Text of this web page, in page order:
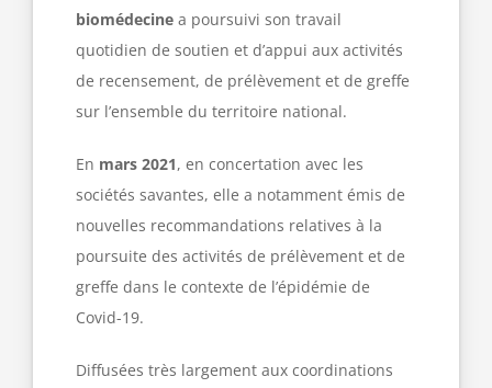
biomédecinea poursuivi son travail
quotidien de soutien et d’appui aux activités
de recensement, de prélèvement et de greffe
sur l’ensemble du territoire national.
En mars 2021, en concertation avec les
sociétés savantes, elle a notamment émis de
nouvelles recommandations relatives à la
poursuite des activités de prélèvement et de
greffe dans le contexte de l’épidémie de
Covid-19.
Diffusées très largement aux coordinations